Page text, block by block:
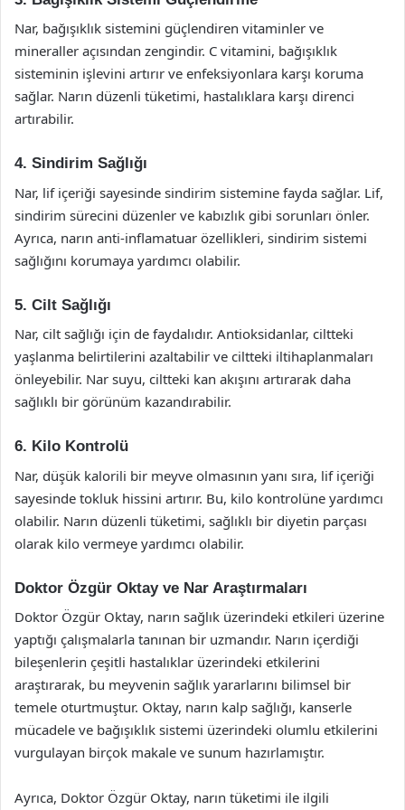
Nar, bağışıklık sistemini güçlendiren vitaminler ve
mineraller açısından zengindir. C vitamini, bağışıklık
sisteminin işlevini artırır ve enfeksiyonlara karşı koruma
sağlar. Narın düzenli tüketimi, hastalıklara karşı direnci
artırabilir.
4. Sindirim Sağlığı
Nar, lif içeriği sayesinde sindirim sistemine fayda sağlar. Lif,
sindirim sürecini düzenler ve kabızlık gibi sorunları önler.
Ayrıca, narın anti-inflamatuar özellikleri, sindirim sistemi
sağlığını korumaya yardımcı olabilir.
5. Cilt Sağlığı
Nar, cilt sağlığı için de faydalıdır. Antioksidanlar, ciltteki
yaşlanma belirtilerini azaltabilir ve ciltteki iltihaplanmaları
önleyebilir. Nar suyu, ciltteki kan akışını artırarak daha
sağlıklı bir görünüm kazandırabilir.
6. Kilo Kontrolü
Nar, düşük kalorili bir meyve olmasının yanı sıra, lif içeriği
sayesinde tokluk hissini artırır. Bu, kilo kontrolüne yardımcı
olabilir. Narın düzenli tüketimi, sağlıklı bir diyetin parçası
olarak kilo vermeye yardımcı olabilir.
Doktor Özgür Oktay ve Nar Araştırmaları
Doktor Özgür Oktay, narın sağlık üzerindeki etkileri üzerine
yaptığı çalışmalarla tanınan bir uzmandır. Narın içerdiği
bileşenlerin çeşitli hastalıklar üzerindeki etkilerini
araştırarak, bu meyvenin sağlık yararlarını bilimsel bir
temele oturtmuştur. Oktay, narın kalp sağlığı, kanserle
mücadele ve bağışıklık sistemi üzerindeki olumlu etkilerini
vurgulayan birçok makale ve sunum hazırlamıştır.
Ayrıca, Doktor Özgür Oktay, narın tüketimi ile ilgili